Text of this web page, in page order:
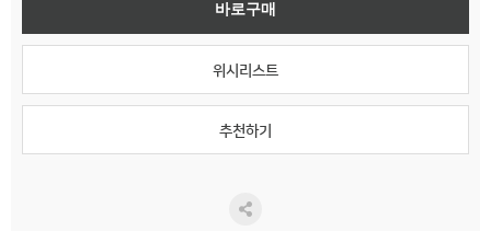
바로구매
위시리스트
추천하기